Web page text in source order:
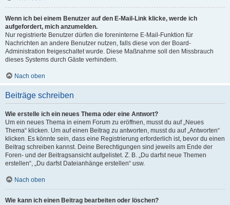
Wenn ich bei einem Benutzer auf den E-Mail-Link klicke, werde ich
aufgefordert, mich anzumelden.
Nur registrierte Benutzer dürfen die foreninterne E-Mail-Funktion für
Nachrichten an andere Benutzer nutzen, falls diese von der Board-
Administration freigeschaltet wurde. Diese Maßnahme soll den Missbrauch
dieses Systems durch Gäste verhindern.
Nach oben
Beiträge schreiben
Wie erstelle ich ein neues Thema oder eine Antwort?
Um ein neues Thema in einem Forum zu eröffnen, musst du auf „Neues
Thema“ klicken. Um auf einen Beitrag zu antworten, musst du auf „Antworten“
klicken. Es könnte sein, dass eine Registrierung erforderlich ist, bevor du einen
Beitrag schreiben kannst. Deine Berechtigungen sind jeweils am Ende der
Foren- und der Beitragsansicht aufgelistet. Z. B. „Du darfst neue Themen
erstellen“, „Du darfst Dateianhänge erstellen“ usw.
Nach oben
Wie kann ich einen Beitrag bearbeiten oder löschen?